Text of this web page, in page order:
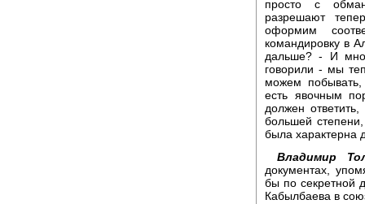
просто с
разрешают
оформим
командировку в
дальше? - И
говорили - мы
можем
есть явочным
должен
большей
была характерна
Владимир
документах,
бы по секретной
Кабылбаева в